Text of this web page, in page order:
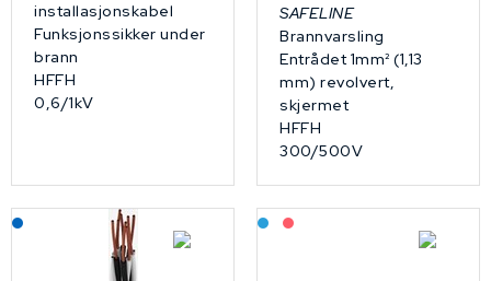
installasjonskabel
Funksjonssikker under
brann
HFFH
0,6/1kV
SAFELINE
Brannvarsling
Entrådet 1mm² (1,13
mm) revolvert,
skjermet
HFFH
300/500V
Lagerført: NEK Kabel Bestilling: 2-3 uker